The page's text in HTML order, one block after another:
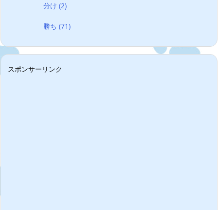
分け(2)
勝ち(71)
スポンサーリンク